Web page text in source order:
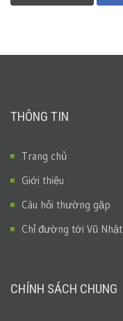
THÔNG TIN
Trang chủ
Giới thiệu
Câu hỏi thường gặp
Chỉ đường tới Vũ Nhật
CHÍNH SÁCH CHUNG